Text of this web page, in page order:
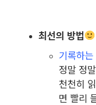
최선의 방법
기록하
정말 정
천천히
면 빨리